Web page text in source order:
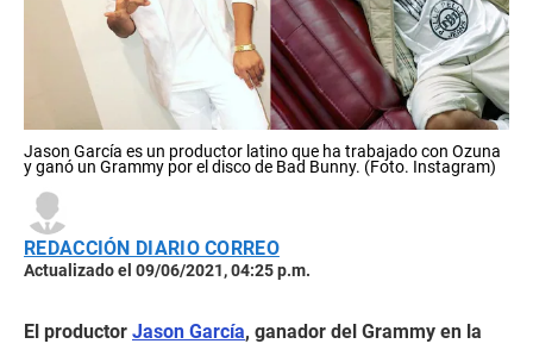
Jason García es un productor latino que ha trabajado con Ozuna
y ganó un Grammy por el disco de Bad Bunny. (Foto. Instagram)
REDACCIÓN DIARIO CORREO
Actualizado el 09/06/2021, 04:25 p.m.
El productor Jason García, ganador del Grammy en la